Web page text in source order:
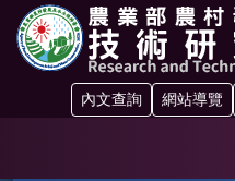
跳到主要內容區塊
內文查詢 網站導覽